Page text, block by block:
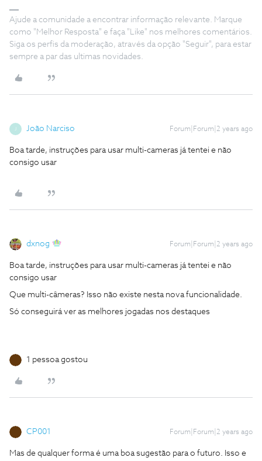
Ajude a comunidade a encontrar informação relevante. Marque
como "Melhor Resposta" e faça "Like" nos melhores comentários.
Siga os perfis da moderação, através da opção "Seguir", para estar
sempre a par das ultimas novidades.
J João Narciso Forum|Forum|2 years ago
Boa tarde, instruções para usar multi-cameras já tentei e não
consigo usar
dxnog Forum|Forum|2 years ago
Boa tarde, instruções para usar multi-cameras já tentei e não
consigo usar
Que multi-câmeras? Isso não existe nesta nova funcionalidade.
Só conseguirá ver as melhores jogadas nos destaques
1 pessoa gostou
CP001 Forum|Forum|2 years ago
Mas de qualquer forma é uma boa sugestão para o futuro. Isso e